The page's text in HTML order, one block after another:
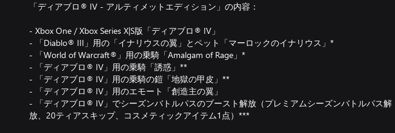
「ディアブロ® IV - アルティメットエディション」の内容：
- Xbox One / Xbox Series X|S版「ディアブロ® IV」
- 「Diablo® III」用の「イナリウスの翼」とペット「マーロックのイナリウス」*
- 「World of Warcraft®」用の乗騎「Amalgam of Rage」*
- 「ディアブロ® IV」用の乗騎「誘惑」**
- 「ディアブロ® IV」用の乗騎の鎧「地獄の甲皮」**
- 「ディアブロ® IV」用のエモート「創造主の翼」
- 「ディアブロ® IV」でシーズンバトルパスのブースト解放（プレミアムシーズンバトルパス解
放、20ティアスキップ、コスメティックアイテム1点）***